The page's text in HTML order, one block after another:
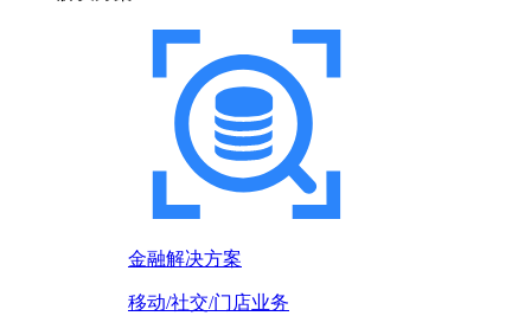
金融解决方案
移动/社交/门店业务